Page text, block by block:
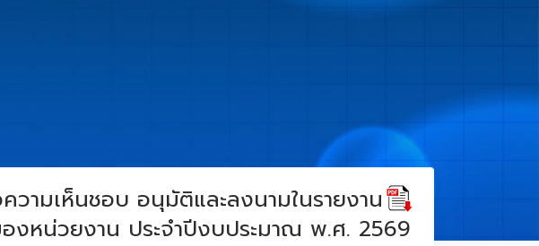
ามเห็นชอบ อนุมัติและลงนามในรายงาน
งหน่วยงาน ประจำปีงบประมาณ พ.ศ. 2569